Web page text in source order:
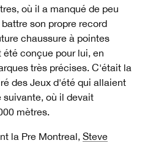
où il a manqué de peu
son propre record
chaussure à pointes
été conçue pour lui, en
très précises. C'était la
des Jeux d'été qui allaient
suivante, où il devait
mètres.
la Pre Montreal, Steve